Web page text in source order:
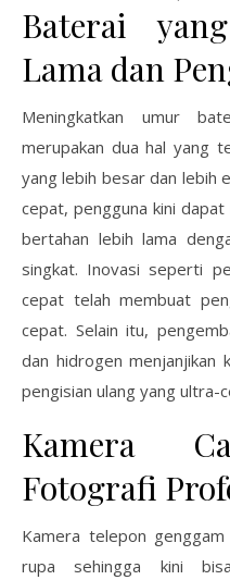
Baterai
Lama dan
Meningkatkan umur
merupakan dua hal yang
yang lebih besar dan lebih
cepat, pengguna kini
bertahan lebih lama
singkat. Inovasi seperti
cepat telah membuat
cepat. Selain itu,
dan hidrogen menjanjikan
pengisian ulang yang ultra-
Kamera
Fotografi
Kamera telepon
rupa sehingga kini